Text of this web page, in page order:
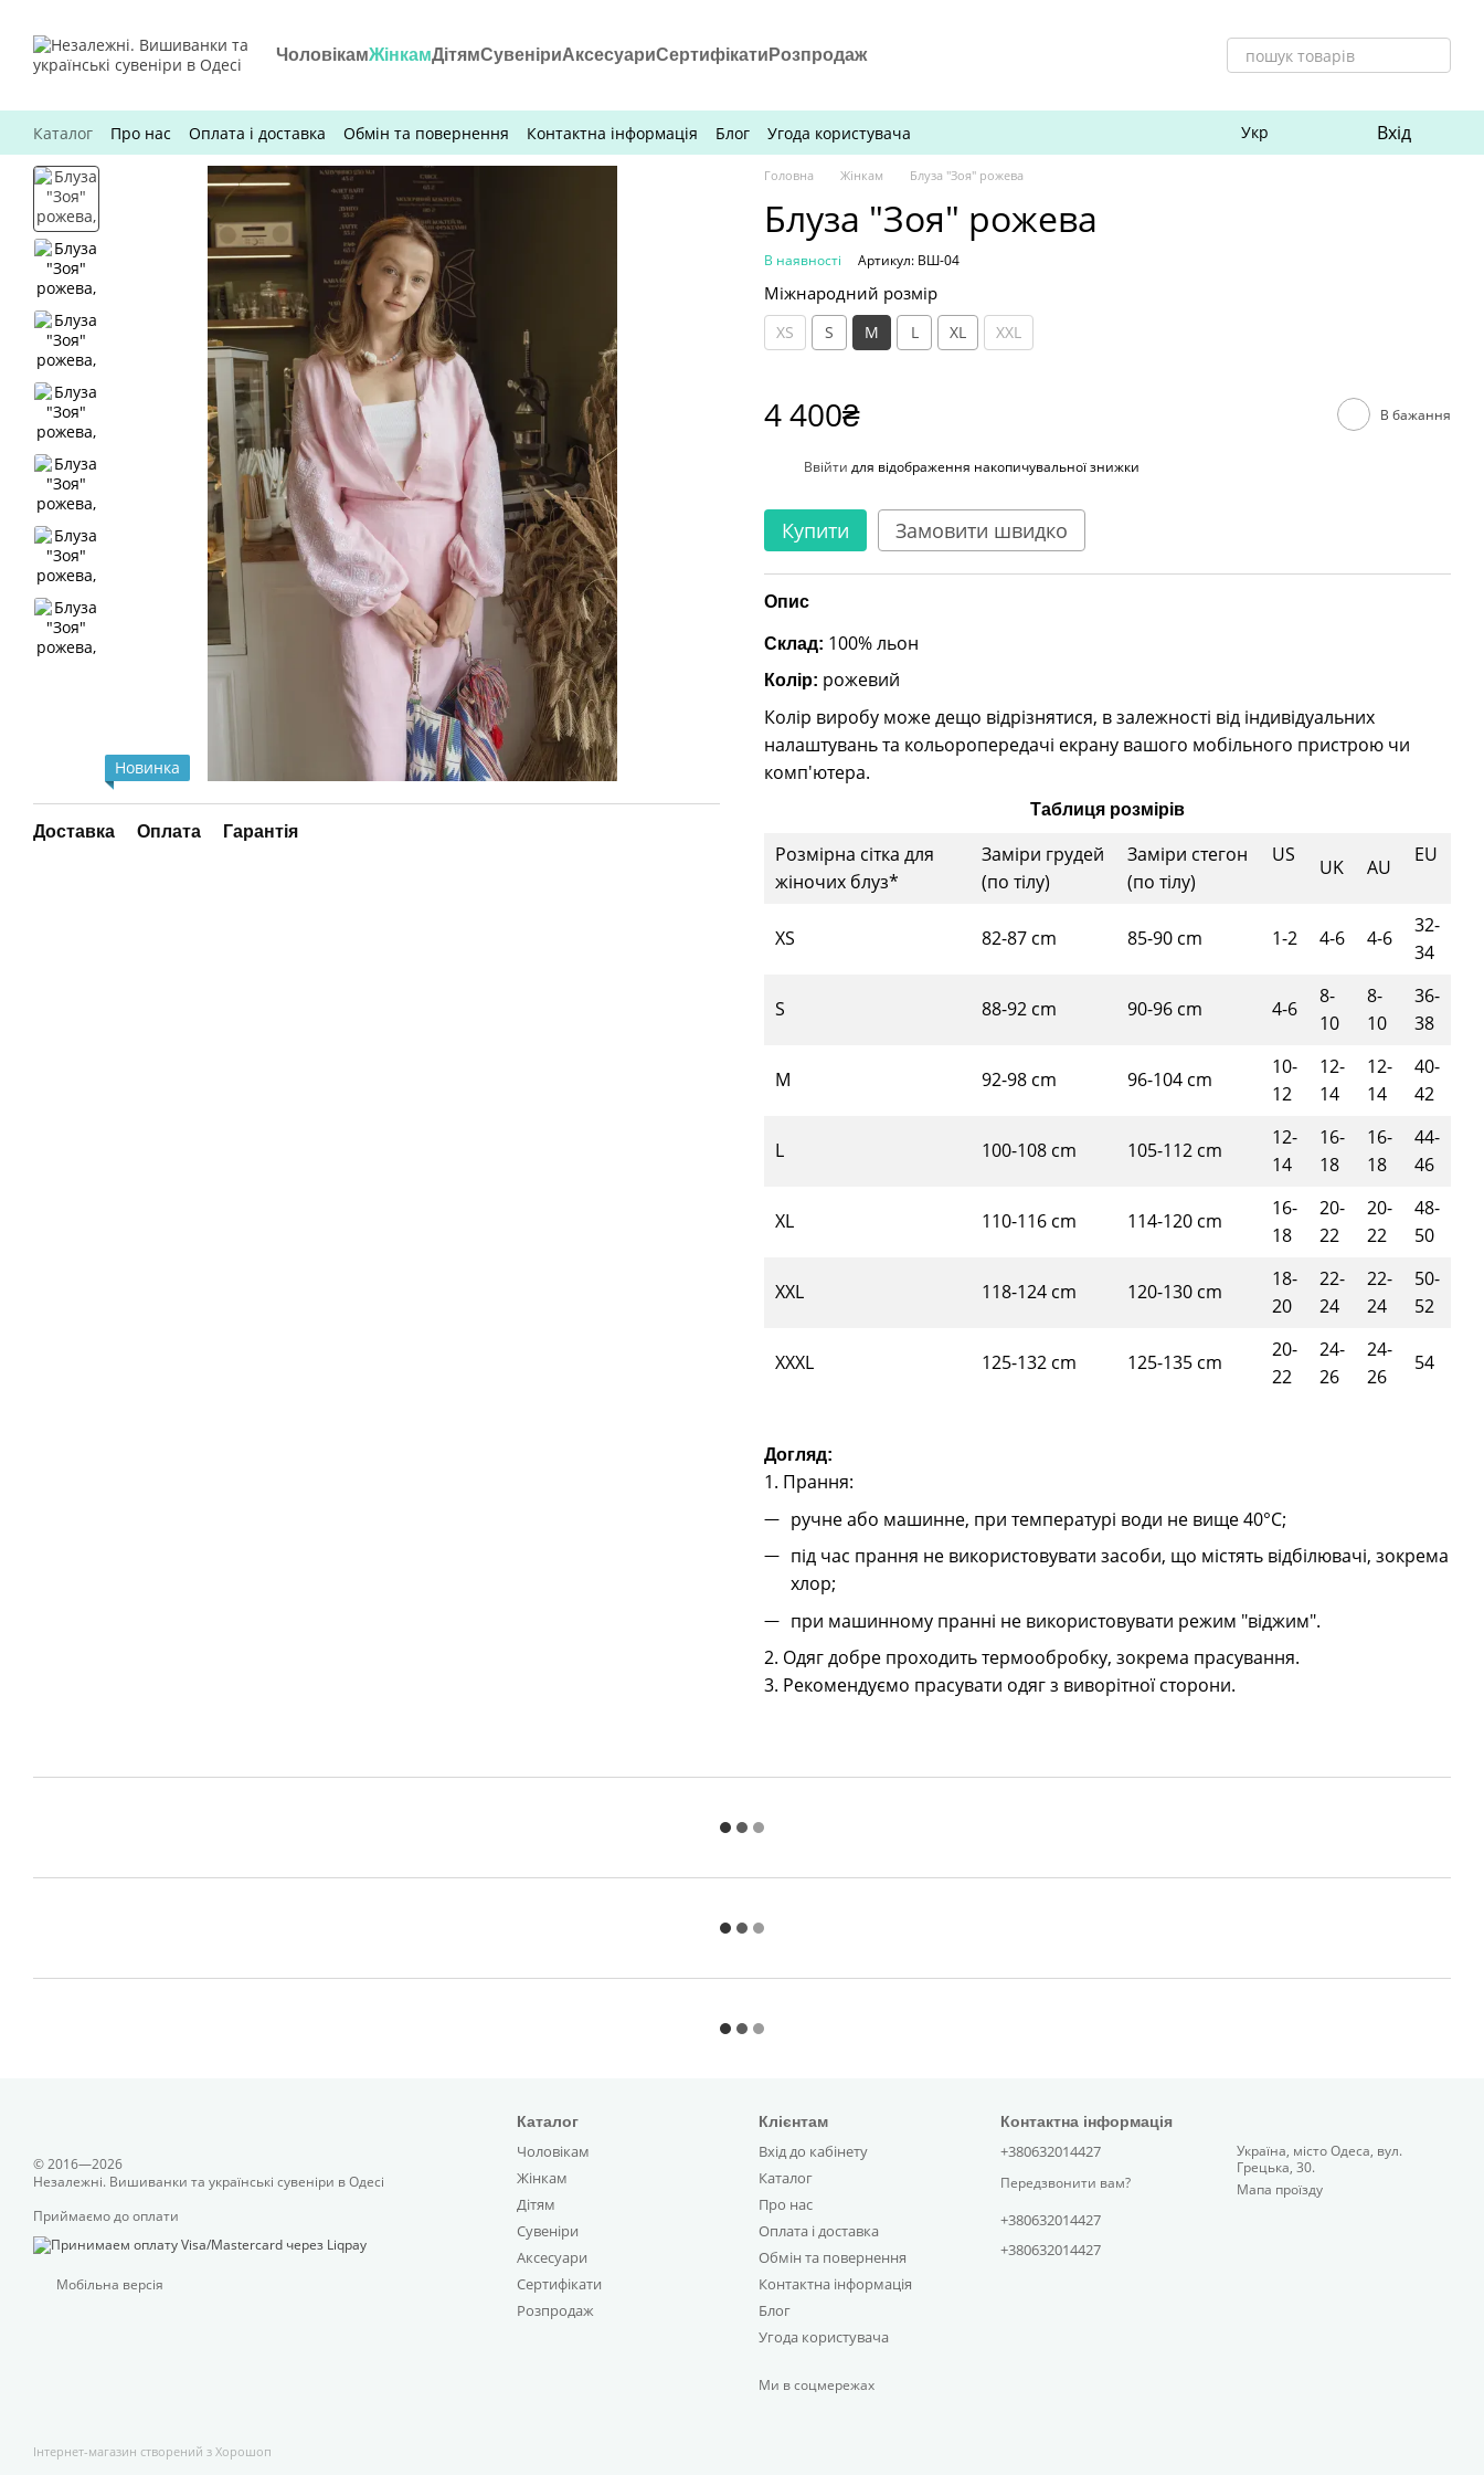
ЧоловікамЖінкамДітямСувеніриАксесуариСертифікати Розпродаж
Каталог Про нас Оплата і доставка Обмін та повернення Контактна інформація Блог Угода користувача Укр Вхід
Новинка
Доставка Оплата Гарантія
Головна Жінкам Блуза "Зоя" рожева
Блуза "Зоя" рожева
В наявності Артикул: ВШ-04
Міжнародний розмір
XS S M L XL XXL
4 400₴ В бажання
Ввійти для відображення накопичувальної знижки
Купити Замовити швидко
Опис
Склад: 100% льон
Колір: рожевий
Колір виробу може дещо відрізнятися, в залежності від індивідуальних
налаштувань та кольоропередачі екрану вашого мобільного пристрою чи
комп'ютера.
Таблиця розмірів
Розмірна сітка для
жіночих блуз*
Заміри грудей
(по тілу)
Заміри стегон
(по тілу)
US
UK AU
EU
XS 82-87 cm 85-90 cm 1-2 4-6 4-6
32-
34
S 88-92 cm 90-96 cm 4-6
8-
10
8-
10
36-
38
M 92-98 cm 96-104 cm
10-
12
12-
14
12-
14
40-
42
L 100-108 cm 105-112 cm
12-
14
16-
18
16-
18
44-
46
XL 110-116 cm 114-120 cm
16-
18
20-
22
20-
22
48-
50
XXL 118-124 cm 120-130 cm
18-
20
22-
24
22-
24
50-
52
XXXL 125-132 cm 125-135 cm
20-
22
24-
26
24-
26
54
Догляд:
1. Прання:
ручне або машинне, при температурі води не вище 40°C;
під час прання не використовувати засоби, що містять відбілювачі, зокрема
хлор;
при машинному пранні не використовувати режим "віджим".
2. Одяг добре проходить термообробку, зокрема прасування.
3. Рекомендуємо прасувати одяг з виворітної сторони.
© 2016—2026
Незалежні. Вишиванки та українські сувеніри в Одесі
Приймаємо до оплати
Мобільна версія
Інтернет-магазин створений з Хорошоп
Каталог
Чоловікам
Жінкам
Дітям
Сувеніри
Аксесуари
Сертифікати
Розпродаж
Клієнтам
Вхід до кабінету
Каталог
Про нас
Оплата і доставка
Обмін та повернення
Контактна інформація
Блог
Угода користувача
Ми в соцмережах
Контактна інформація
+380632014427
Передзвонити вам?
+380632014427
+380632014427
Україна, місто Одеса, вул.
Грецька, 30.
Мапа проїзду